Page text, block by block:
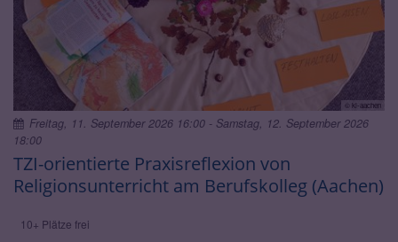
© ki-aachen
TZI-orientierte Praxisreflexion von
Religionsunterricht am Berufskolleg (Aachen)
10+ Plätze frei
Freitag, 11. September 2026 16:00 - Samstag, 12. September 2026
18:00